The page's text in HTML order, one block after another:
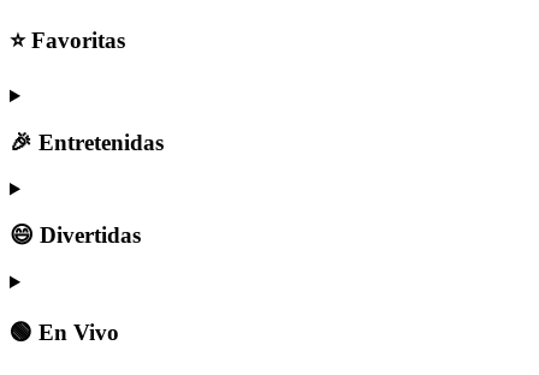
⭐ Favoritas
🎉 Entretenidas
😄 Divertidas
🟢 En Vivo